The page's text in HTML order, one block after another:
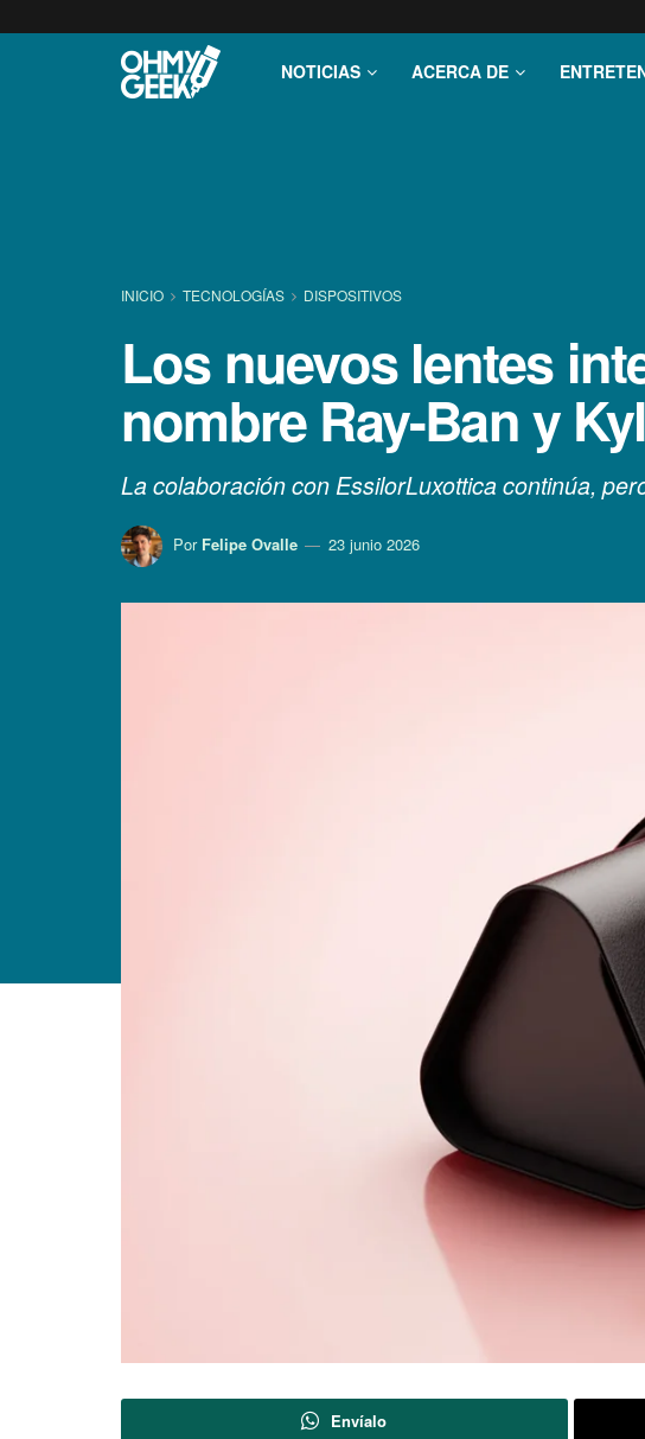
NOTICIAS ACERCA DE
INICIO TECNOLOGÍ­AS DISPOSITIVOS
Los nuevos lentes
nombre Ray-Ban y
La colaboración con EssilorLuxottica continúa,
Por Felipe Ovalle 23 junio 2026
Envíalo